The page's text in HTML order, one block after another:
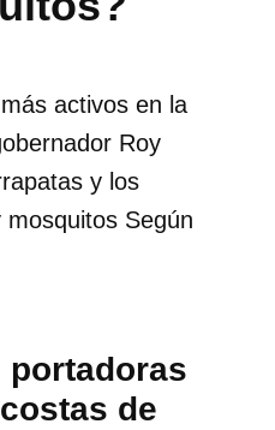
activos en la
Roy
y los
Según
portadoras
de